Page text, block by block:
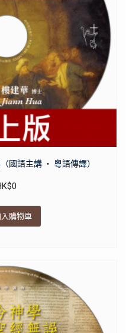
國語主講 ・ 粵語傳譯）
0
購物車